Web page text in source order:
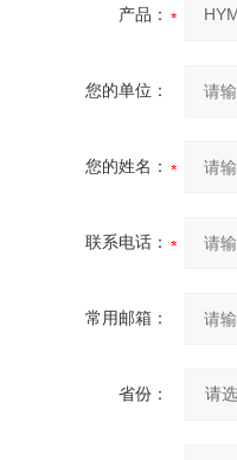
产品：
您的单位：
您的姓名：
联系电话：
常用邮箱：
省份：